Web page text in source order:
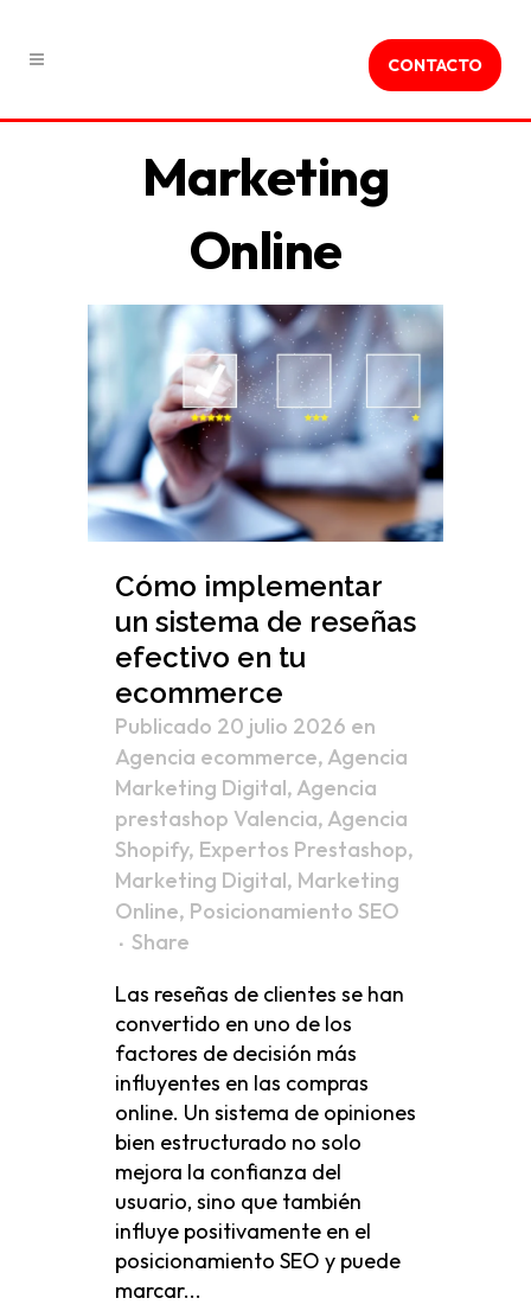
CONTACTO
Marketing
Online
Cómo implementar
un sistema de reseñas
efectivo en tu
ecommerce
Publicado 20 julio 2026 en
Agencia ecommerce, Agencia
Marketing Digital, Agencia
prestashop Valencia, Agencia
Shopify, Expertos Prestashop,
Marketing Digital, Marketing
Online, Posicionamiento SEO
Share
Las reseñas de clientes se han
convertido en uno de los
factores de decisión más
influyentes en las compras
online. Un sistema de opiniones
bien estructurado no solo
mejora la confianza del
usuario, sino que también
influye positivamente en el
posicionamiento SEO y puede
marcar...